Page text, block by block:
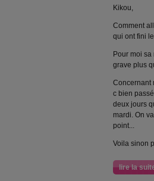
Kikou,
Comment
qui ont fini
Pour moi
grave plus
Concernant
c bien
deux jours
mardi. On
point...
Voila sinon
lire la